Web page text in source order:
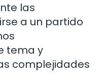
las
a un partido
tema y
complejidades